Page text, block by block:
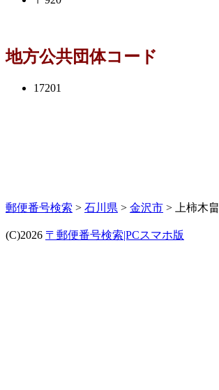
地方公共団体コード
17201
郵便番号検索 > 石川県 > 金沢市 > 上柿木畠
(C)2026 〒郵便番号検索|PCスマホ版